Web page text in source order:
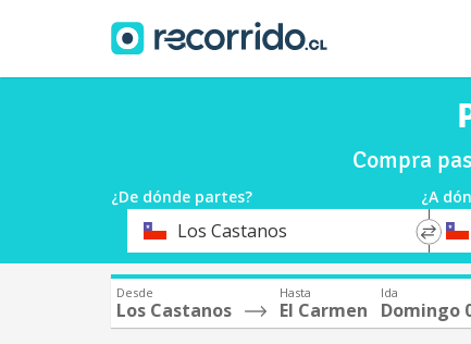
Compra
¿De dónde partes? ¿A
OrigenLos Castanos
*
Desde
Los Castanos
Hasta
El Carmen
Ida
Domingo